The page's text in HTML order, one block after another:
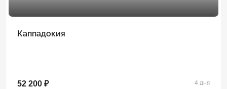
Каппадокия
52 200 ₽ 4 дня